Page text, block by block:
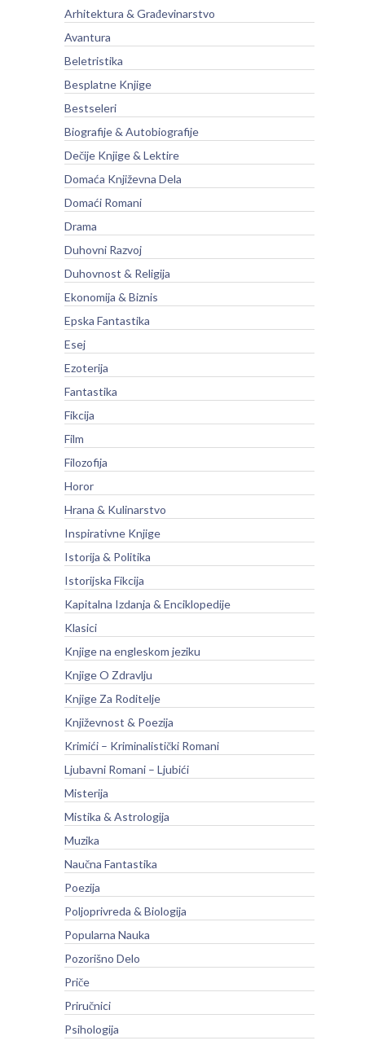
Arhitektura & Građevinarstvo
Avantura
Beletristika
Besplatne Knjige
Bestseleri
Biografije & Autobiografije
Dečije Knjige & Lektire
Domaća Književna Dela
Domaći Romani
Drama
Duhovni Razvoj
Duhovnost & Religija
Ekonomija & Biznis
Epska Fantastika
Esej
Ezoterija
Fantastika
Fikcija
Film
Filozofija
Horor
Hrana & Kulinarstvo
Inspirativne Knjige
Istorija & Politika
Istorijska Fikcija
Kapitalna Izdanja & Enciklopedije
Klasici
Knjige na engleskom jeziku
Knjige O Zdravlju
Knjige Za Roditelje
Književnost & Poezija
Krimići – Kriminalistički Romani
Ljubavni Romani – Ljubići
Misterija
Mistika & Astrologija
Muzika
Naučna Fantastika
Poezija
Poljoprivreda & Biologija
Popularna Nauka
Pozorišno Delo
Priče
Priručnici
Psihologija